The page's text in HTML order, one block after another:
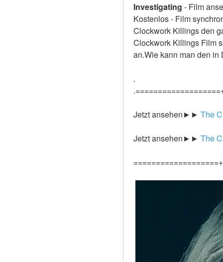
Investigating - Film
Kostenlos - Film
Clockwork Killings den
Clockwork Killings Film
an.Wie kann man den
.
Jetzt ansehen►► The
Jetzt ansehen►► The